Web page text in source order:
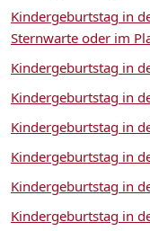
Kindergeburtstag in
Sternwarte oder im
Kindergeburtstag in
Kindergeburtstag in
Kindergeburtstag in
Kindergeburtstag in
Kindergeburtstag in
Kindergeburtstag in